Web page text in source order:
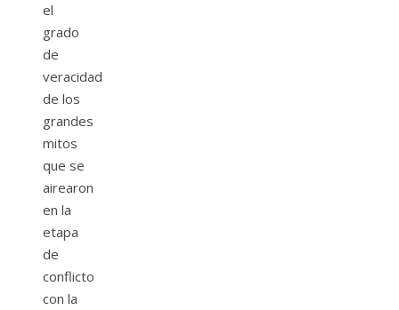
el
grado
de
veracidad
de los
grandes
mitos
que se
airearon
en la
etapa
de
conflicto
con la